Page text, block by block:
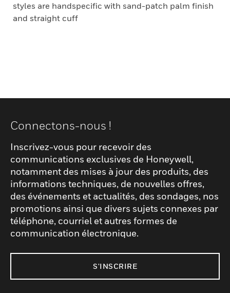
styles are handspecific with sand-patch palm finish
and straight cuff
Connectons-nous !
Inscrivez-vous pour recevoir des
communications exclusives de Honeywell,
notamment des mises à jour des produits, des
informations techniques, de nouvelles offres,
des événements et actualités, des sondages, nos
promotions ainsi que divers sujets connexes par
téléphone, courriel et autres formes de
communication électronique.
S'INSCRIRE